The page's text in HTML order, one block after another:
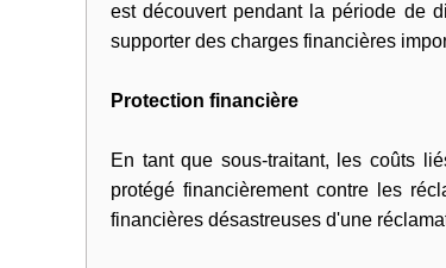
est découvert pendant la période de
supporter des charges financières
Protection financière
En tant que sous-traitant, les coûts
protégé financièrement contre les
financières désastreuses d'une